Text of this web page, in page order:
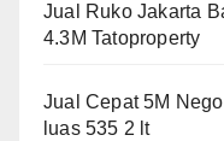
Jual Ruko Jakarta
4.3M Tatoproperty
Jual Cepat 5M
luas 535 2 lt